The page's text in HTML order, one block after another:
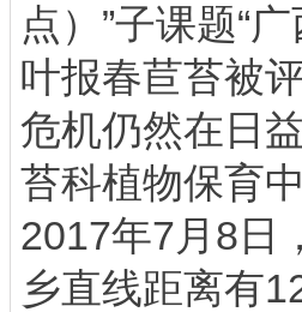
点）”子课题“
叶报春苣苔被
危机仍然在日
苔科植物保育
2017年7月8日
乡直线距离有